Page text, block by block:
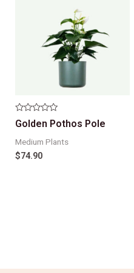
Note
0
5
Golden Pothos Pole
Medium Plants
$74.90